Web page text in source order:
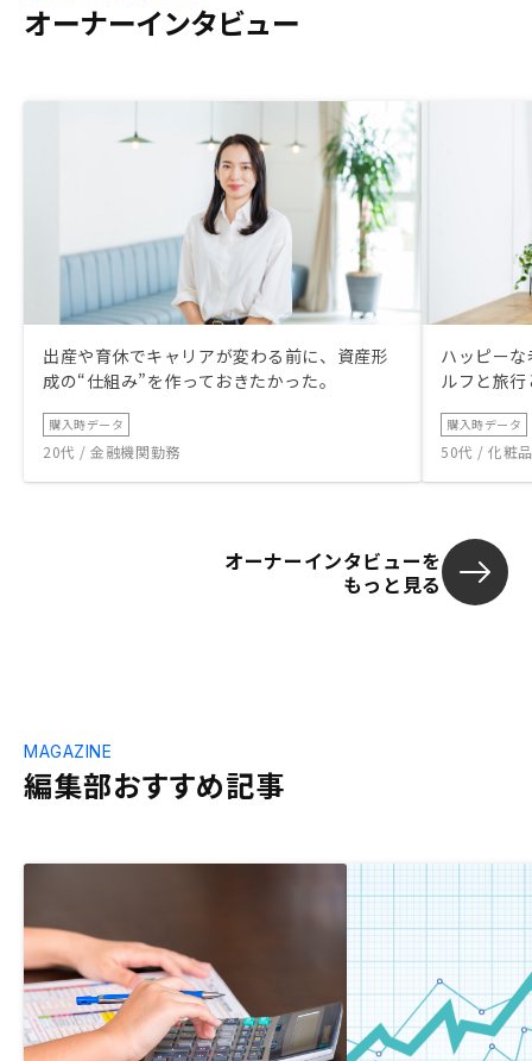
オーナーインタビュー
出産や育休でキャリアが変わる前に、資産形
成の“仕組み”を作っておきたかった。
購入時データ
20代 / 金融機関勤務
ハッピー
ルフと旅
購入時データ
50代 / 化粧
オーナーインタビューを
もっと見る
編集部おすすめ記事
MAGAZINE